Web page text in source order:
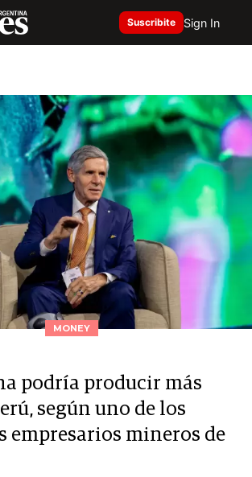
Suscribite Sign In
MONEY
podría producir más
según uno de los
empresarios mineros de